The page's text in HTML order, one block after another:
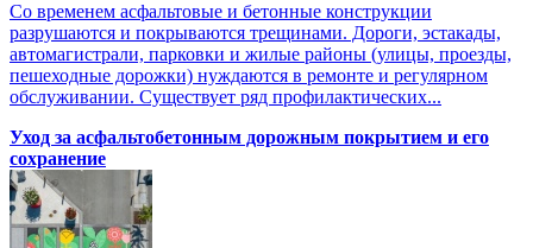
Со временем асфальтовые и бетонные конструкции
разрушаются и покрываются трещинами. Дороги, эстакады,
автомагистрали, парковки и жилые районы (улицы, проезды,
пешеходные дорожки) нуждаются в ремонте и регулярном
обслуживании. Существует ряд профилактических...
Уход за асфальтобетонным дорожным покрытием и его
сохранение